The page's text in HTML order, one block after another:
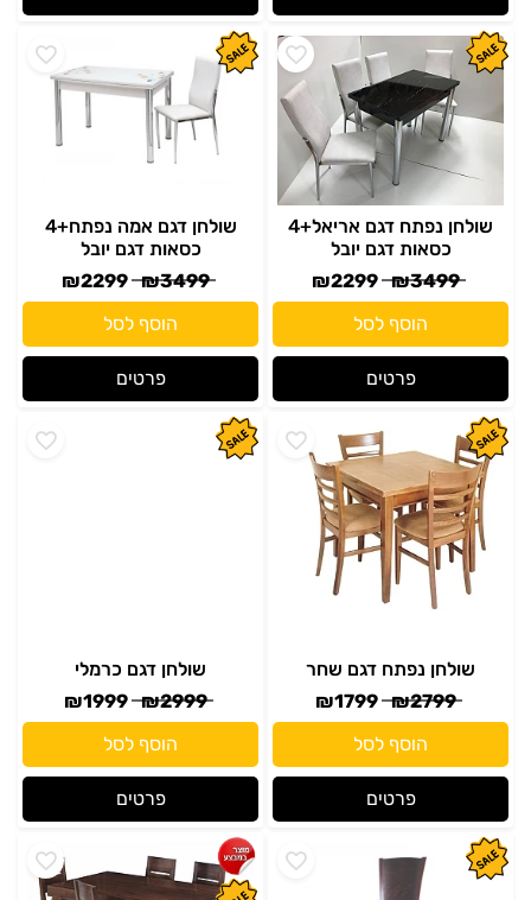
שולחן נפתח דגם אריאל+4
כסאות דגם יובל
₪3499
₪2299
הוסף לסל
פרטים
שולחן דגם אמה נפתח+4
כסאות דגם יובל
₪3499
₪2299
הוסף לסל
פרטים
₪2799
₪1799
הוסף לסל
פרטים
₪ 2999
₪1999
הוסף לסל
פרטים